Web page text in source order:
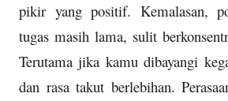
pikir yang positif. Kemalasan,
tugas masih lama, sulit
Terutama jika kamu dibayangi
dan rasa takut berlebihan.